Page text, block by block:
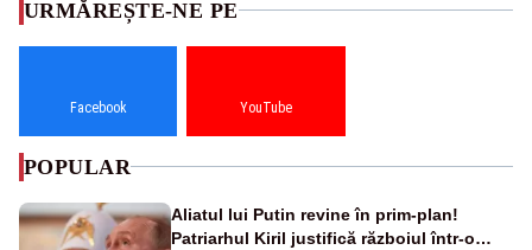
URMĂREȘTE-NE PE
Facebook YouTube
POPULAR
Aliatul lui Putin revine în prim-plan!
Patriarhul Kiril justifică războiul într-o